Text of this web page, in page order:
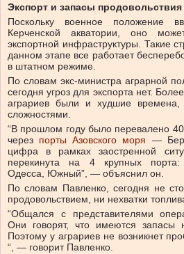
Экспорт и запасы продовольствия
Поскольку военное положение
Керченской акватории, оно
экспортной инфраструктуры. Такие
данном этапе все работает
в штатном режиме.
По словам экс-министра аграрной
сегодня угроз для экспорта нет.
аграриев были и худшие времена,
сложностями.
“В прошлом году было перевалено
через порты Азовского моря —
цифра в рамках заостренной
перекинута на 4 крупных порта:
Одесса, Южный”, — объяснил он.
По словам Павленко, сегодня не
продовольствием, ни нехватки
“Общался с представителями
Они говорят, что имеются запасы
Поэтому у аграриев не возникнет
“, — говорит Павленко.